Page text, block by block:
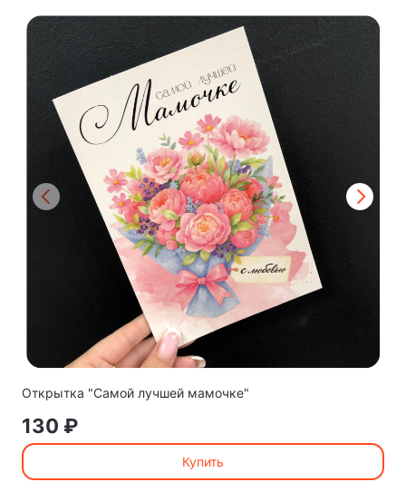
Открытка "Самой лучшей мамочке"
130 ₽
Купить